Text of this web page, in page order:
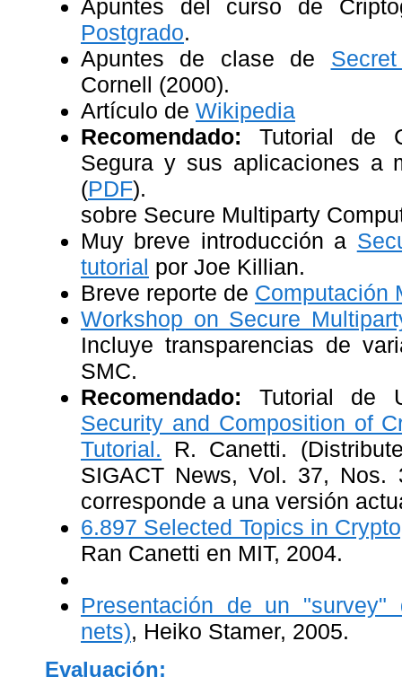
Apuntes del curso de
Postgrado.
Apuntes de clase de
Cornell (2000).
Artículo de Wikipedia
Recomendado: Tutorial de
Segura y sus aplicaciones a
(PDF).
sobre Secure Multiparty
Muy breve introducción a
tutorial por Joe Killian.
Breve reporte de Computación
Workshop on Secure
Incluye transparencias de
SMC.
Recomendado: Tutorial de
Security and Composition of
Tutorial. R. Canetti.
SIGACT News, Vol. 37,
corresponde a una versión
6.897 Selected Topics in
Ran Canetti en MIT, 2004.
Presentación de un
nets), Heiko Stamer, 2005.
Evaluación: